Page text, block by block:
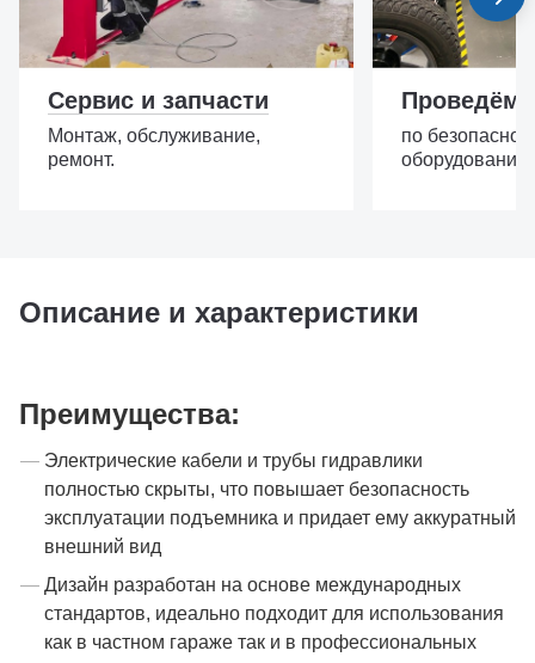
Сервис и запчасти
Монтаж, обслуживание,
ремонт.
Проведём
по
оборудовании.
Описание и характеристики
Преимущества:
Электрические кабели и трубы гидравлики
полностью скрыты, что повышает безопасность
эксплуатации подъемника и придает ему аккуратный
внешний вид
Дизайн разработан на основе международных
стандартов, идеально подходит для использования
как в частном гараже так и в профессиональных